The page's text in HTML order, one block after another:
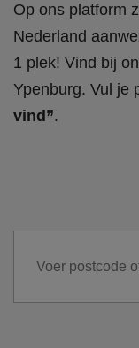
Op ons platform
Nederland
1 plek! Vind bij
Ypenburg. Vul je
vind”.